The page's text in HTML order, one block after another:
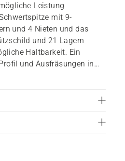
Leistung
mit 9-
und 4 Nieten und das
und 21 Lagern
Haltbarkeit. Ein
und Ausfräsungen in
Eine verbesserte
tragen zu einer minimalen